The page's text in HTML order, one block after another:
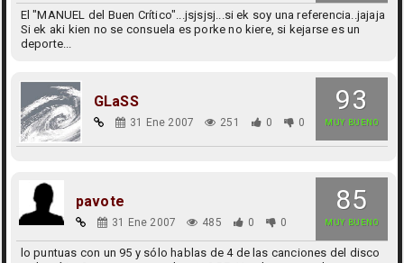
El "MANUEL del Buen Crítico"...jsjsjsj...si ek soy una referencia..jajaja
Si ek aki kien no se consuela es porke no kiere, si kejarse es un
deporte...
93
MUY BUENO
GLaSS
31 Ene 2007 251 0 0
85
MUY BUENO
pavote
31 Ene 2007 485 0 0
lo puntuas con un 95 y sólo hablas de 4 de las canciones del disco